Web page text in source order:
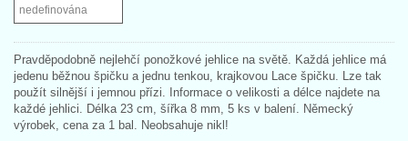
nedefinována
Pravděpodobně nejlehčí ponožkové jehlice na světě. Každá jehlice má
jedenu běžnou špičku a jednu tenkou, krajkovou Lace špičku. Lze tak
použít silnější i jemnou přízi. Informace o velikosti a délce najdete na
každé jehlici. Délka 23 cm, šířka 8 mm, 5 ks v balení. Německý
výrobek, cena za 1 bal. Neobsahuje nikl!